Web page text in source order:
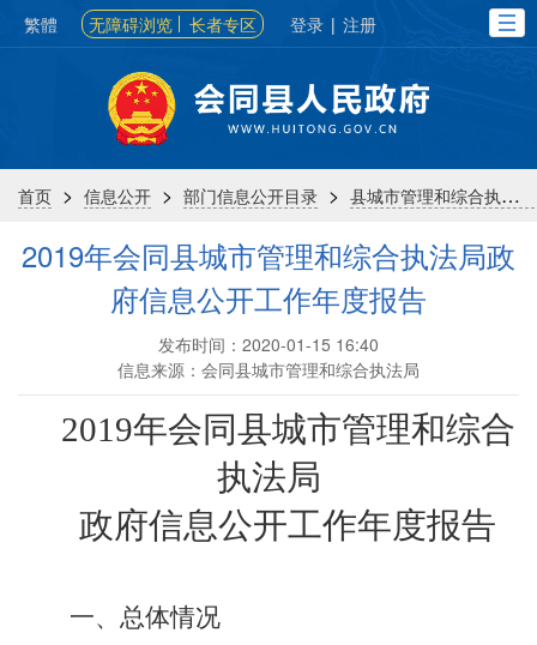
繁體 无障碍浏览 长者专区 登录 | 注册
首页 > 信息公开 > 部门信息公开目录 > 县城市管理和综合执法局
2019年会同县城市管理和综合执法局政
府信息公开工作年度报告
发布时间：2020-01-15 16:40
信息来源：会同县城市管理和综合执法局
2019年会同县城市管理和综合
执法局
政府信息公开工作年度报告
一、总体情况